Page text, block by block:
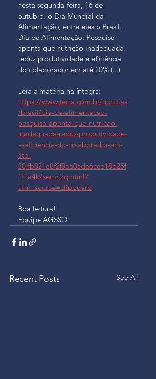
nesta segunda-feira, 16 de
outubro, o Dia Mundial da
Alimentação, entre eles o Brasil.
Dia da Alimentação: Pesquisa
aponta que nutrição inadequada
reduz produtividade e eficiência
do colaborador em até 20% (...)
Leia a matéria na íntegra:
https://www.terra.com.br/noticias
/brasil/dia-da-alimentacao-
pesquisa-aponta-que-nutricao-
inadequada-reduz-produtividade-
e-eficiencia-do-colaborador-em-
ate-
20,fb821e8f2f8aa0eda6cee18d25f
1f1a4k7semn2q.html?
utm_source=clipboard
Boa leitura!
Equipe AGSSO
Recent Posts See All